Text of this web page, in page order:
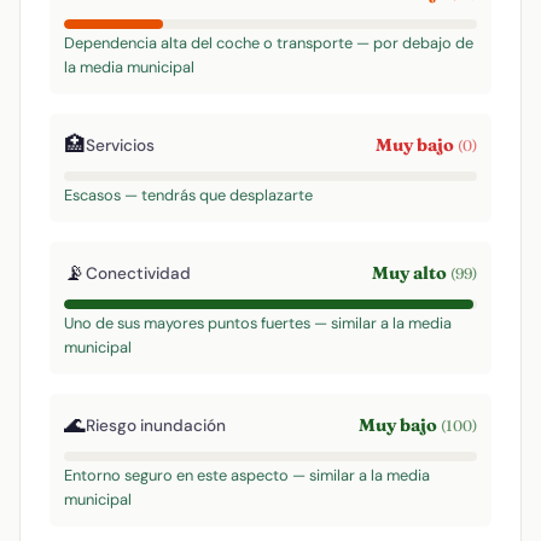
Dependencia alta del coche o transporte — por debajo de
la media municipal
🏥Servicios Muy bajo (0)
Escasos — tendrás que desplazarte
📡Conectividad Muy alto (99)
Uno de sus mayores puntos fuertes — similar a la media
municipal
🌊Riesgo inundación Muy bajo (100)
Entorno seguro en este aspecto — similar a la media
municipal